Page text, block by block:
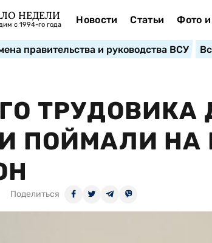
НЕДЕЛИ
с 1994-го года Новости Статьи Фото
правительства и руководства ВСУ
ТРУДОВИКА
ПОЙМАЛИ НА
Поделиться